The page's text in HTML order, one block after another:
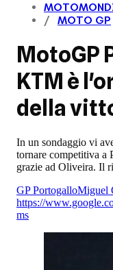
MOTO GP
MotoGP
KTM è
della
In un sondaggio vi
tornare competitiva a
grazie ad Oliveira. Il
GP PortogalloMiguel
https://
ms